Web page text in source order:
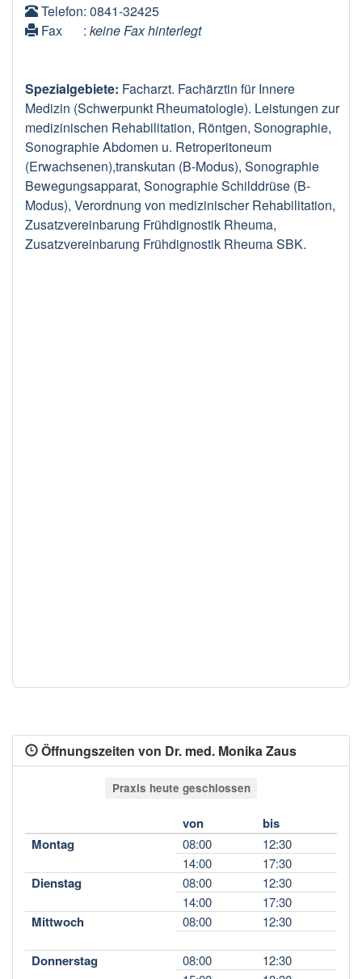
Telefon: 0841-32425
Fax
: keine Fax hinterlegt
Spezialgebiete: Facharzt. Fachärztin für Innere
Medizin (Schwerpunkt Rheumatologie). Leistungen zur
medizinischen Rehabilitation, Röntgen, Sonographie,
Sonographie Abdomen u. Retroperitoneum
(Erwachsenen),transkutan (B-Modus), Sonographie
Bewegungsapparat, Sonographie Schilddrüse (B-
Modus), Verordnung von medizinischer Rehabilitation,
Zusatzvereinbarung Frühdignostik Rheuma,
Zusatzvereinbarung Frühdignostik Rheuma SBK.
Öffnungszeiten von Dr. med. Monika Zaus
Praxis heute geschlossen
von
bis
Montag
08:00
12:30
14:00
17:30
Dienstag 08:00
12:30
14:00
17:30
Mittwoch 08:00 12:30
Donnerstag 08:00
12:30